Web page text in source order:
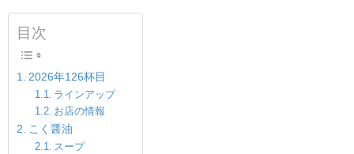
目次
2026年126杯目
ラインアップ
お店の情報
こく醤油
スープ